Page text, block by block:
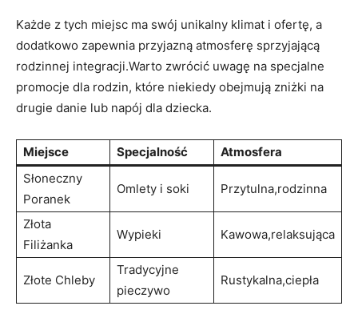
Każde z tych miejsc ma swój unikalny klimat i ofertę, a
dodatkowo zapewnia przyjazną atmosferę sprzyjającą
rodzinnej integracji.Warto zwrócić uwagę na specjalne
promocje dla rodzin, które niekiedy obejmują zniżki na
drugie danie lub napój dla dziecka.
Miejsce Specjalność
Atmosfera
Słoneczny
Poranek
Omlety i soki Przytulna,rodzinna
Złota
Filiżanka
Wypieki Kawowa,relaksująca
Złote Chleby
Tradycyjne
pieczywo
Rustykalna,ciepła